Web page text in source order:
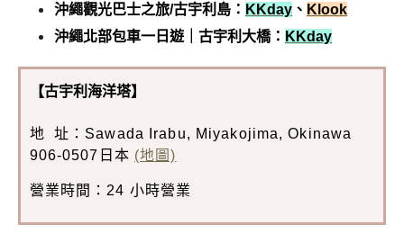
沖繩觀光巴士之旅/古宇利島： KKday 、 Klook
沖繩北部包車一日遊｜古宇利大橋： KKday
【古宇利海洋塔】
地 址：Sawada Irabu, Miyakojima, Okinawa
906-0507日本 (地圖)
營業時間：24 小時營業